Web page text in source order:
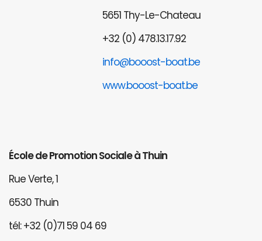
5651 Thy-Le-Chateau
+32 (0) 478.13.17.92
info@booost-boat.be
www.booost-boat.be
École de Promotion Sociale à Thuin
Rue Verte, 1
6530 Thuin
tél: +32 (0)71 59 04 69